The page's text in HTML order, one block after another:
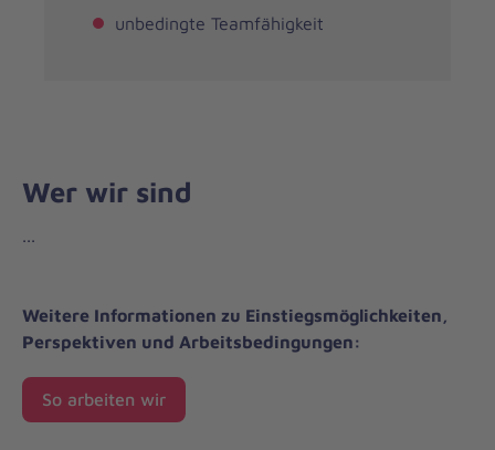
unbedingte Teamfähigkeit
Wer wir sind
...
Weitere Informationen zu Einstiegsmöglichkeiten,
Perspektiven und Arbeitsbedingungen:
So arbeiten wir